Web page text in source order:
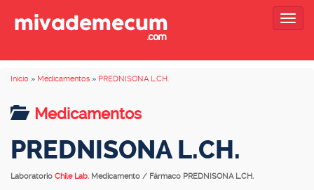
Inicio » Medicamentos » PREDNISONA L.CH.
Medicamentos
PREDNISONA L.CH.
Laboratorio Chile Lab. Medicamento / Fármaco PREDNISONA L.CH.